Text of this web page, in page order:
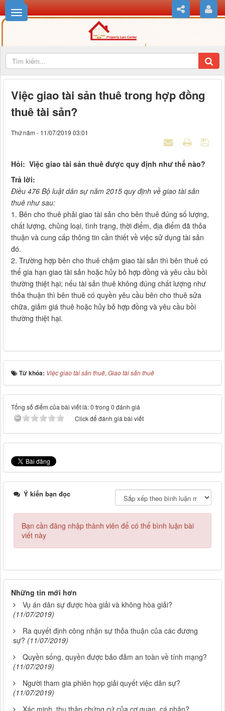
Việc giao tài sản thuê trong hợp đồng
thuê tài sản?
Thứ năm - 11/07/2019 03:01
Hỏi: Việc giao tài sản thuê được quy định như thế nào?
Trả lời:
Điều 476 Bộ luật dân sự năm 2015 quy định về giao tài sản
thuê như sau:
1. Bên cho thuê phải giao tài sản cho bên thuê đúng số lượng,
chất lượng, chủng loại, tình trạng, thời điểm, địa điểm đã thỏa
thuận và cung cấp thông tin cần thiết về việc sử dụng tài sản
đó.
2. Trường hợp bên cho thuê chậm giao tài sản thì bên thuê có
thể gia hạn giao tài sản hoặc hủy bỏ hợp đồng và yêu cầu bồi
thường thiệt hại; nếu tài sản thuê không đúng chất lượng như
thỏa thuận thì bên thuê có quyền yêu cầu bên cho thuê sửa
chữa, giảm giá thuê hoặc hủy bỏ hợp đồng và yêu cầu bồi
thường thiệt hại.
Từ khóa: Việc giao tài sản thuê, Giao tài sản thuê
Tổng số điểm của bài viết là: 0 trong 0 đánh giá
Click để đánh giá bài viết
Ý kiến bạn đọc
Bạn cần đăng nhập thành viên để có thể bình luận bài
viết này
Những tin mới hơn
Vụ án dân sự được hòa giải và không hòa giải?
(11/07/2019)
Ra quyết định công nhận sự thỏa thuận của các đương
sự? (11/07/2019)
Quyền sống, quyền được bảo đảm an toàn về tính mạng?
(11/07/2019)
Người tham gia phiên họp giải quyết việc dân sự?
(11/07/2019)